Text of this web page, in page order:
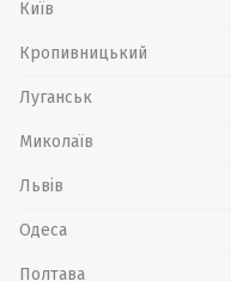
Київ
Кропивницький
Луганськ
Миколаїв
Львів
Одеса
Полтава